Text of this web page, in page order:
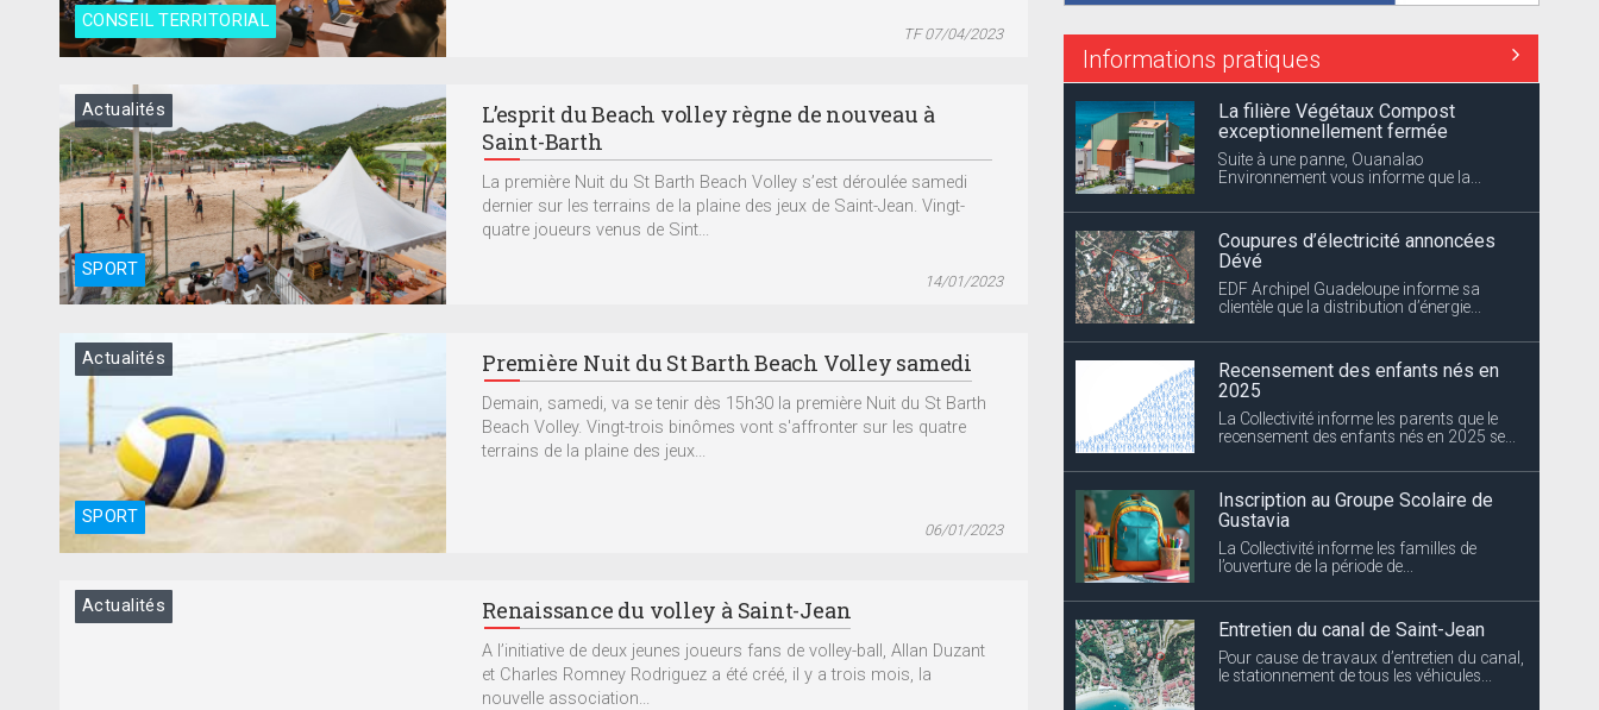
CONSEIL TERRITORIAL
TF 07/04/2023
SPORT
Actualités
L’esprit du Beach volley règne de nouveau à
Saint-Barth
La première Nuit du St Barth Beach Volley s’est déroulée samedi
dernier sur les terrains de la plaine des jeux de Saint-Jean. Vingt-
quatre joueurs venus de Sint...
14/01/2023
SPORT
Actualités Première Nuit du St Barth Beach Volley samedi
Demain, samedi, va se tenir dès 15h30 la première Nuit du St Barth
Beach Volley. Vingt-trois binômes vont s'affronter sur les quatre
terrains de la plaine des jeux...
06/01/2023
Actualités Renaissance du volley à Saint-Jean
A l’initiative de deux jeunes joueurs fans de volley-ball, Allan Duzant
et Charles Romney Rodriguez a été créé, il y a trois mois, la
nouvelle association...
Informations pratiques
La filière Végétaux Compost
exceptionnellement fermée
Suite à une panne, Ouanalao
Environnement vous informe que la...
Coupures d’électricité annoncées
Dévé
EDF Archipel Guadeloupe informe sa
clientèle que la distribution d’énergie...
Recensement des enfants nés en
2025
La Collectivité informe les parents que le
recensement des enfants nés en 2025 se...
Inscription au Groupe Scolaire de
Gustavia
La Collectivité informe les familles de
l’ouverture de la période de...
Entretien du canal de Saint-Jean
Pour cause de travaux d’entretien du canal,
le stationnement de tous les véhicules...